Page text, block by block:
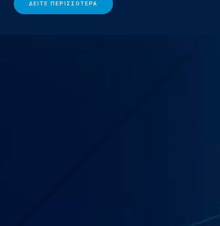
ΔΕΊΤΕ ΠΕΡΙΣΣΌΤΕΡΑ